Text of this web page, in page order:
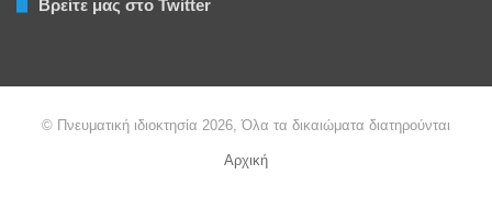
Βρείτε μας στο Twitter
© Πνευματική ιδιοκτησία 2026, Όλα τα δικαιώματα διατηρούνται
Αρχική